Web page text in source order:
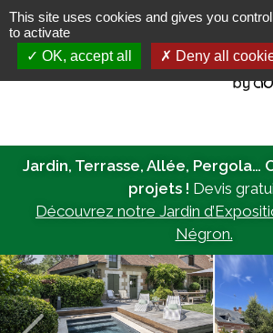
Jardin, Terrasse, Allée, Pergola…
projets ! Devis
Découvrez notre Jardin
Négron.
This site uses cookies and gives you
to activate
OK, accept all
Deny all